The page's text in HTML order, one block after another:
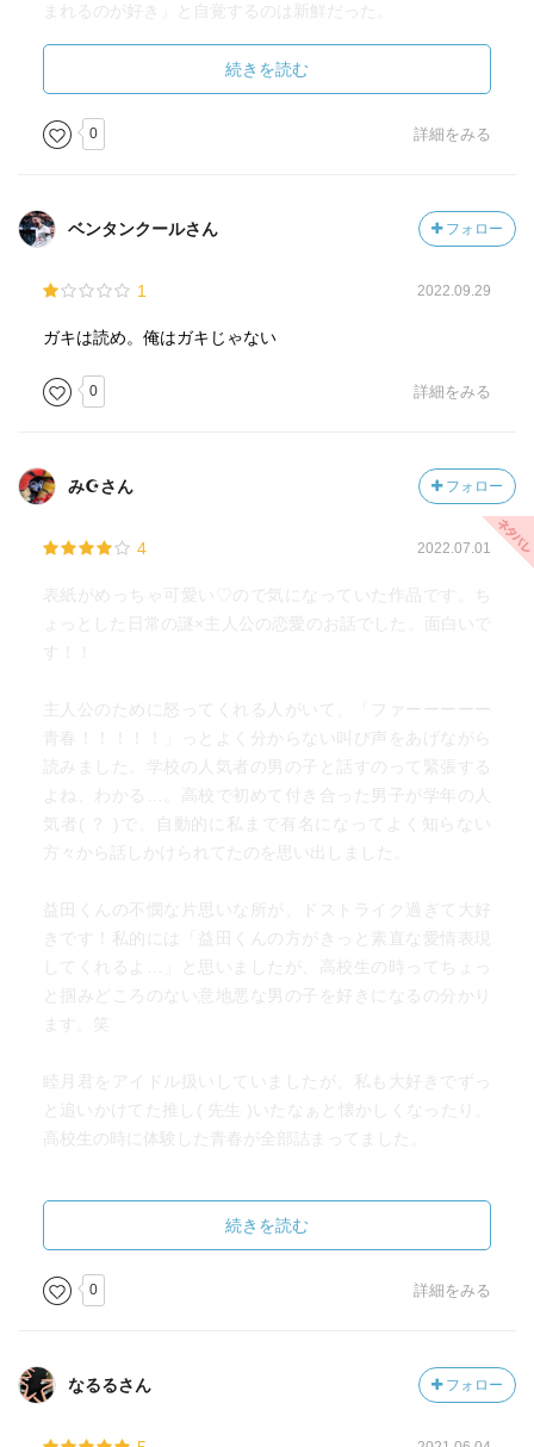
まれるのが好き」と自覚するのは新鮮だった。
がいがある」にもなるのか…？
続きを読む
0 詳細をみる
ベンタンクールさん フォロー
1 2022.09.29
ガキは読め。俺はガキじゃない
0 詳細をみる
み☪︎さん フォロー
4 2022.07.01
表紙がめっちゃ可愛い♡ので気になっていた作品です。ち
ょっとした日常の謎×主人公の恋愛のお話でした。面白いで
す！！
主人公のために怒ってくれる人がいて、「ファーーーーー
青春！！！！！」っとよく分からない叫び声をあげながら
読みました。学校の人気者の男の子と話すのって緊張する
よね、わかる…。高校で初めて付き合った男子が学年の人
気者( ？ )で、自動的に私まで有名になってよく知らない
方々から話しかけられてたのを思い出しました。
益田くんの不憫な片思いな所が、ドストライク過ぎて大好
きです！私的には「益田くんの方がきっと素直な愛情表現
してくれるよ…」と思いましたが、高校生の時ってちょっ
と掴みどころのない意地悪な男の子を好きになるの分かり
ます。笑
睦月君をアイドル扱いしていましたが、私も大好きでずっ
と追いかけてた推し( 先生 )いたなぁと懐かしくなったり。
高校生の時に体験した青春が全部詰まってました。
の時のことを思い出して懐かしくなりました。読めて良か
ったです。
続きを読む
0 詳細をみる
なるるさん フォロー